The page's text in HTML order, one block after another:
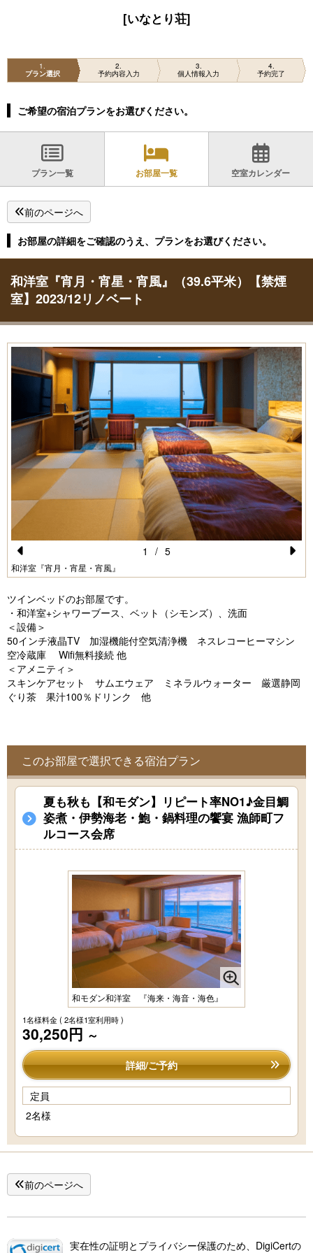
[いなとり荘]
1
プラン選択
2
予約内容入力
3
個人情報入力
4
予約完了
ご希望の宿泊プランをお選びください。
プラン一覧 お部屋一覧 空室カレンダー
前のページへ
お部屋の詳細をご確認のうえ、プランをお選びください。
和洋室『宵月・宵星・宵風』（39.6平米）【禁煙
室】2023/12リノベート
Pr
vi
o
u
s
和洋室『宵月・宵星・宵風』
1 / 5
ツインベッドのお部屋です。
・和洋室+シャワーブース、ベット（シモンズ）、洗面
＜設備＞
50インチ液晶TV 加湿機能付空気清浄機 ネスレコーヒーマシン
空冷蔵庫 Wifi無料接続 他
＜アメニティ＞
スキンケアセット サムエウェア ミネラルウォーター 厳選静岡
ぐり茶 果汁100％ドリンク 他
このお部屋で選択できる宿泊プラン
夏も秋も【和モダン】リピート率NO1♪金目鯛
姿煮・伊勢海老・鮑・鍋料理の饗宴 漁師町フ
ルコース会席
和モダン和洋室 『海来・海音・海色』
1名様料金( 2名様1室利用時 )
30,250円 ～
詳細/ご予約
定員
2名様
前のページへ
実在性の証明とプライバシー保護のため、DigiCertの